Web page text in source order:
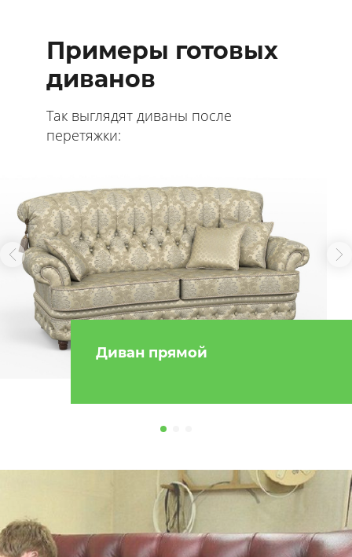
Примеры готовых
диванов
Так выглядят диваны после
перетяжки:
Диван прямой